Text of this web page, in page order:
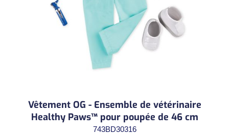
Vêtement OG - Ensemble de vétérinaire
Healthy Paws™ pour poupée de 46 cm
743BD30316